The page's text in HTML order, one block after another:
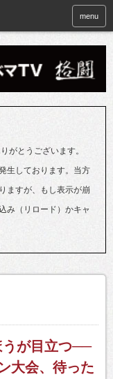
menu
がとうございます。
生しております。当方
ますが、もし表示が崩
み（リロード）かキャ
うが目立つ──
大会、待った